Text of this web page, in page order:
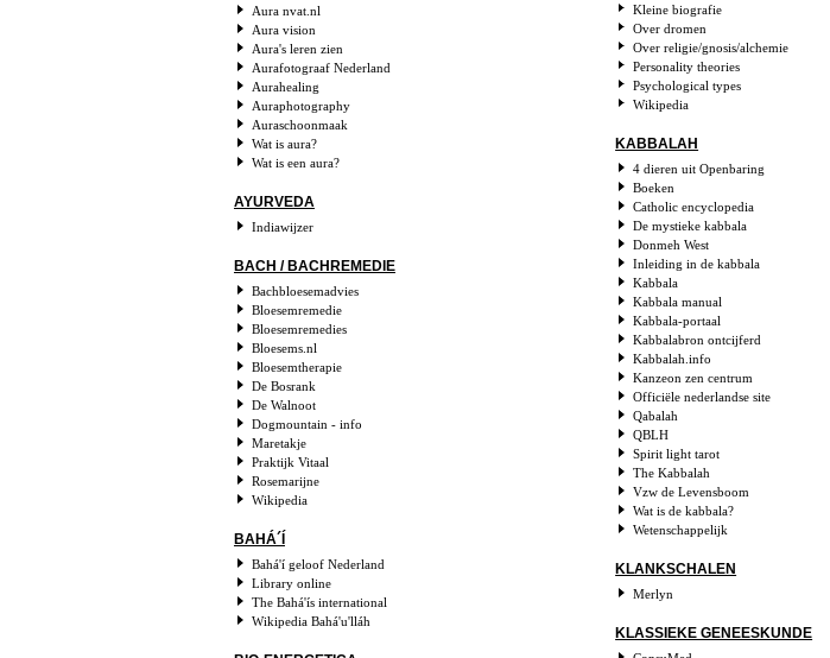
Aura nvat.nl
Aura vision
Aura's leren zien
Aurafotograaf Nederland
Aurahealing
Auraphotography
Auraschoonmaak
Wat is aura?
Wat is een aura?
AYURVEDA
Indiawijzer
BACH / BACHREMEDIE
Bachbloesemadvies
Bloesemremedie
Bloesemremedies
Bloesems.nl
Bloesemtherapie
De Bosrank
De Walnoot
Dogmountain - info
Maretakje
Praktijk Vitaal
Rosemarijne
Wikipedia
BAHÁ´Í
Bahá'í geloof Nederland
Library online
The Bahá'ís international
Wikipedia Bahá'u'lláh
Kleine biografie
Over dromen
Over religie/gnosis/alchemie
Personality theories
Psychological types
Wikipedia
KABBALAH
4 dieren uit Openbaring
Boeken
Catholic encyclopedia
De mystieke kabbala
Donmeh West
Inleiding in de kabbala
Kabbala
Kabbala manual
Kabbala-portaal
Kabbalabron ontcijferd
Kabbalah.info
Kanzeon zen centrum
Officiële nederlandse site
Qabalah
QBLH
Spirit light tarot
The Kabbalah
Vzw de Levensboom
Wat is de kabbala?
Wetenschappelijk
KLANKSCHALEN
Merlyn
KLASSIEKE GENEESKUNDE